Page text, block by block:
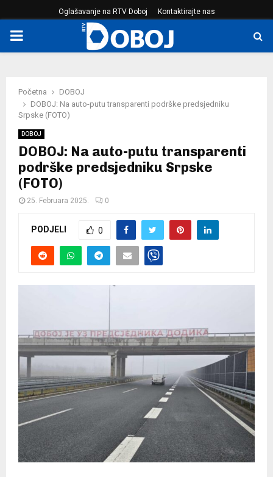
Oglašavanje na RTV Doboj Kontaktirajte nas
PRIMARY
Početna
DOBOJ
DOBOJ: Na auto-putu transparenti podrške predsjedniku
Srpske (FOTO)
DOBOJ
DOBOJ: Na auto-putu transparenti
podrške predsjedniku Srpske
(FOTO)
25. Februara 2025. 0
PODJELI 0